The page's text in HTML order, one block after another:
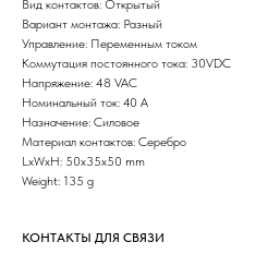
Вид контактов: Открытый
Вариант монтажа: Разный
Управление: Переменным током
Коммутация постоянного тока: 30VDC
Напряжение: 48 VAC
Номинальный ток: 40 A
Назначение: Силовое
Материал контактов: Серебро
LxWxH: 50x35x50 mm
Weight: 135 g
КОНТАКТЫ ДЛЯ СВЯЗИ